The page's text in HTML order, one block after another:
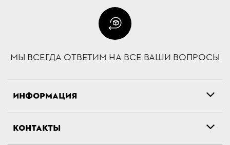
МЫ ВСЕГДА ОТВЕТИМ НА ВСЕ ВАШИ ВОПРОСЫ
ИНФОРМАЦИЯ
КОНТАКТЫ